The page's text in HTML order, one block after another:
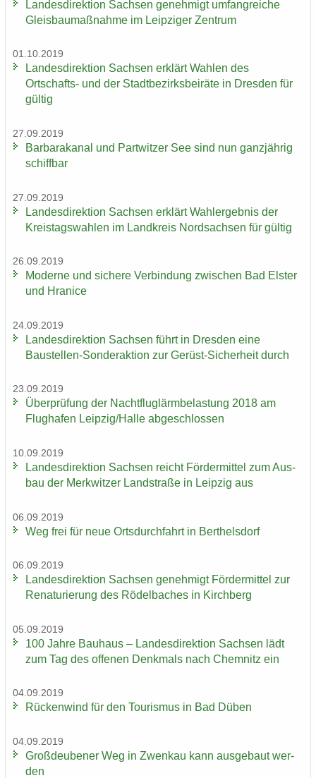
Lan­des­di­rek­ti­on Sach­sen ge­neh­migt um­fang­rei­che
Gleis­bau­maß­nah­me im Leip­zi­ger Zen­trum
01.10.2019
Lan­des­di­rek­ti­on Sach­sen er­klärt Wah­len des
Ortschafts-​ und der Stadt­be­zirks­bei­rä­te in Dres­den für
gül­tig
27.09.2019
Bar­ba­ra­ka­nal und Part­wit­zer See sind nun ganz­jäh­rig
schiff­bar
27.09.2019
Lan­des­di­rek­ti­on Sach­sen er­klärt Wahl­er­geb­nis der
Kreis­tags­wah­len im Land­kreis Nord­sach­sen für gül­tig
26.09.2019
Mo­der­ne und si­che­re Ver­bin­dung zwi­schen Bad Els­ter
und Hra­nice
24.09.2019
Lan­des­di­rek­ti­on Sach­sen führt in Dres­den eine
Baustellen-​Sonderaktion zur Gerüst-​Sicherheit durch
23.09.2019
Über­prü­fung der Nacht­flug­lärm­be­las­tung 2018 am
Flug­ha­fen Leip­zig/Halle ab­ge­schlos­sen
10.09.2019
Lan­des­di­rek­ti­on Sach­sen reicht För­der­mit­tel zum Aus­
bau der Merk­wit­zer Land­stra­ße in Leip­zig aus
06.09.2019
Weg frei für neue Orts­durch­fahrt in Bert­hels­dorf
06.09.2019
Lan­des­di­rek­ti­on Sach­sen ge­neh­migt För­der­mit­tel zur
Re­na­tu­rie­rung des Rö­del­ba­ches in Kirch­berg
05.09.2019
100 Jahre Bau­haus – Lan­des­di­rek­ti­on Sach­sen lädt
zum Tag des of­fe­nen Denk­mals nach Chem­nitz ein
04.09.2019
Rü­cken­wind für den Tou­ris­mus in Bad Düben
04.09.2019
Groß­deu­be­ner Weg in Zwenkau kann aus­ge­baut wer­
den